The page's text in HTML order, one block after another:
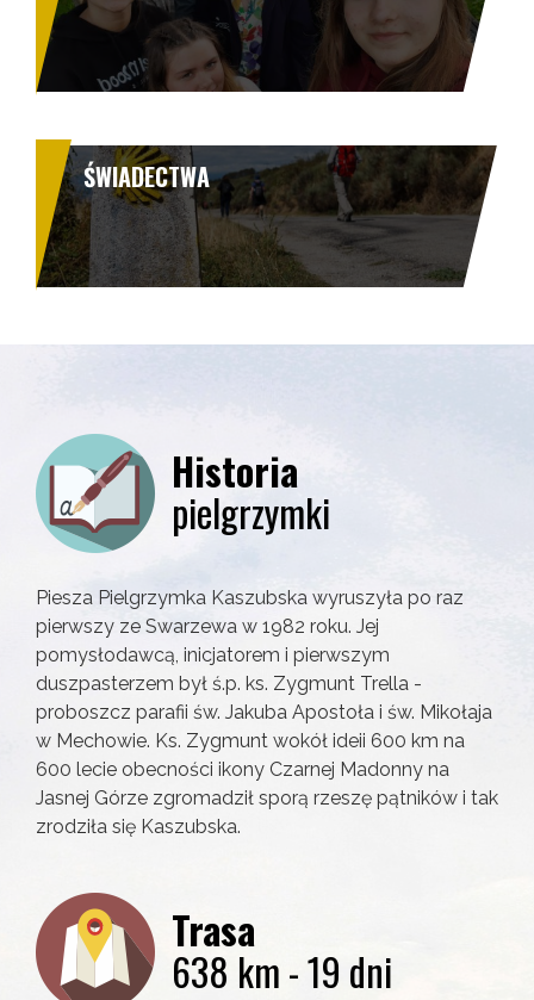
ŚWIADECTWA
Historia
pielgrzymki
Piesza Pielgrzymka Kaszubska wyruszyła po raz
pierwszy ze Swarzewa w 1982 roku. Jej
pomysłodawcą, inicjatorem i pierwszym
duszpasterzem był ś.p. ks. Zygmunt Trella -
proboszcz parafii św. Jakuba Apostoła i św. Mikołaja
w Mechowie. Ks. Zygmunt wokół ideii 600 km na
600 lecie obecności ikony Czarnej Madonny na
Jasnej Górze zgromadził sporą rzeszę pątników i tak
zrodziła się Kaszubska.
Trasa
638 km - 19 dni